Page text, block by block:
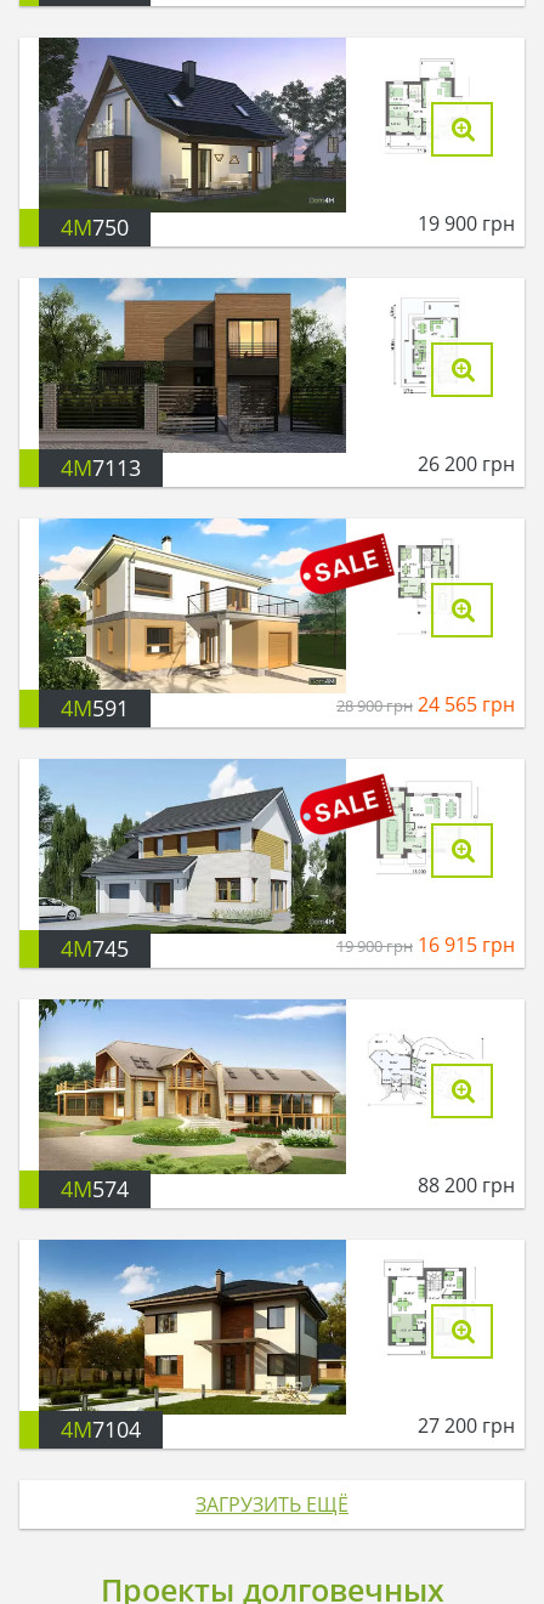
4M750 19 900 грн
4M7113 26 200 грн
4M591 28 900грн 24 565 грн
4M745 19 900грн 16 915 грн
4M574 88 200 грн
4M7104 27 200 грн
ЗАГРУЗИТЬ ЕЩЁ
Проекты долговечных